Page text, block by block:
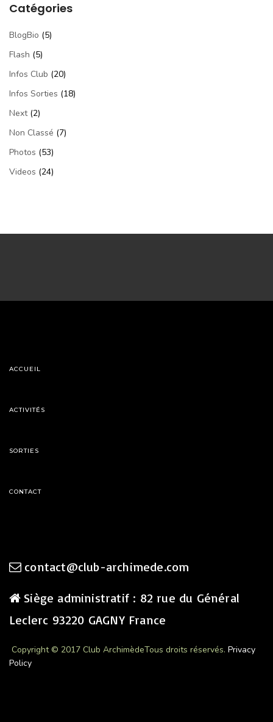
Catégories
BlogBio (5)
Flash (5)
Infos Club (20)
Infos Sorties (18)
Next(2)
Non Classé (7)
Photos (53)
Videos (24)
ACCUEIL
ACTIVITÉS
SORTIES
CONTACT
contact@club-archimede.com
Siège administratif : 82 rue du Général
Leclerc 93220 GAGNY France
Copyright © 2017 Club ArchimèdeTous droits réservés. Privacy
Policy